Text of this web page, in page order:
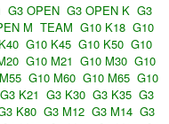
G3 OPEN G3 OPEN K G3
M TEAM G10 K18 G10
G10 K45 G10 K50 G10
G10 M21 G10 M30 G10
G10 M60 G10 M65 G10
G3 K21 G3 K30 G3 K35 G3
K80 G3 M12 G3 M14 G3